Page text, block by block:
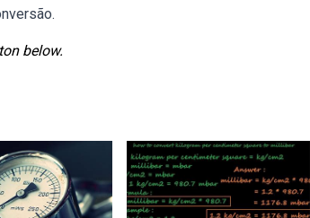
below.